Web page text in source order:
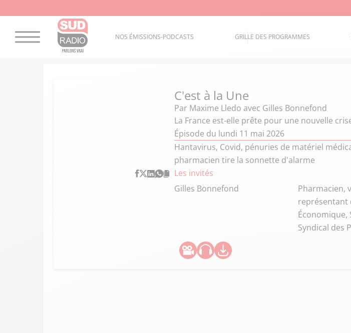
NOS ÉMISSIONS-PODCASTS GRILLE DES PROGRAMMES
C'est à la Une
Par Maxime Lledo avec Gilles Bonnefond
La France est-elle prête pour une nouvelle
Épisode du lundi 11 mai 2026
Hantavirus, Covid, pénuries de matériel
pharmacien tire la sonnette d'alarme
Les invités
Gilles Bonnefond
Pharmacien,
représentant
Économique,
Syndical des